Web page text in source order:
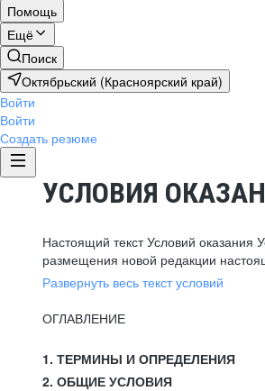
Помощь
Ещё
Поиск
Октябрьский (Красноярский край)
Войти
Войти
Создать резюме
УСЛОВИЯ
Настоящий текст Условий оказания
размещения новой редакции
Развернуть весь текст условий
ОГЛАВЛЕНИЕ
1. ТЕРМИНЫ И ОПРЕДЕЛЕНИЯ
2. ОБЩИЕ УСЛОВИЯ